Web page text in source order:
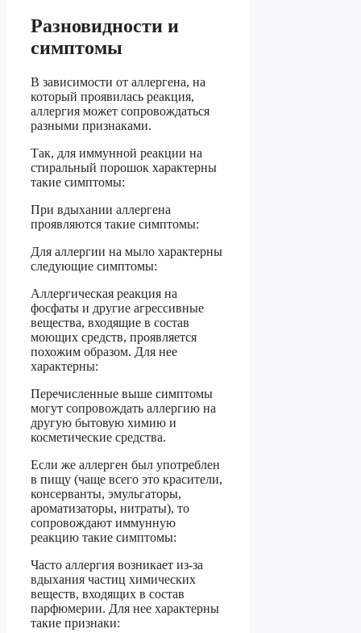
Разновидности и
симптомы
В зависимости от аллергена, на
который проявилась реакция,
аллергия может сопровождаться
разными признаками.
Так, для иммунной реакции на
стиральный порошок характерны
такие симптомы:
При вдыхании аллергена
проявляются такие симптомы:
Для аллергии на мыло характерны
следующие симптомы:
Аллергическая реакция на
фосфаты и другие агрессивные
вещества, входящие в состав
моющих средств, проявляется
похожим образом. Для нее
характерны:
Перечисленные выше симптомы
могут сопровождать аллергию на
другую бытовую химию и
косметические средства.
Если же аллерген был употреблен
в пищу (чаще всего это красители,
консерванты, эмульгаторы,
ароматизаторы, нитраты), то
сопровождают иммунную
реакцию такие симптомы:
Часто аллергия возникает из-за
вдыхания частиц химических
веществ, входящих в состав
парфюмерии. Для нее характерны
такие признаки: